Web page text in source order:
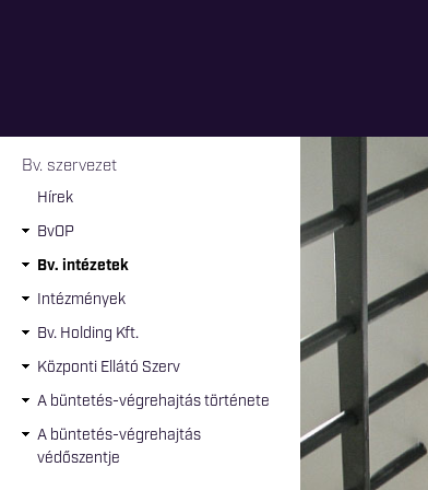
Jelenlegi hely
Bv. szervezet
Hírek
BvOP
Bv. intézetek
Intézmények
Bv. Holding Kft.
Központi Ellátó Szerv
A büntetés-végrehajtás története
A büntetés-végrehajtás
védőszentje